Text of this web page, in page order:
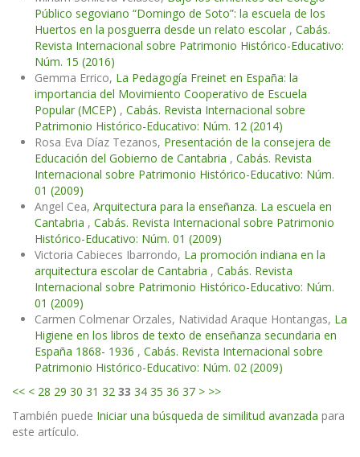
Público segoviano “Domingo de Soto”: la escuela de los
Huertos en la posguerra desde un relato escolar , Cabás.
Revista Internacional sobre Patrimonio Histórico-Educativo:
Núm. 15 (2016)
Gemma Errico, La Pedagogía Freinet en España: la
importancia del Movimiento Cooperativo de Escuela
Popular (MCEP) , Cabás. Revista Internacional sobre
Patrimonio Histórico-Educativo: Núm. 12 (2014)
Rosa Eva Díaz Tezanos, Presentación de la consejera de
Educación del Gobierno de Cantabria , Cabás. Revista
Internacional sobre Patrimonio Histórico-Educativo: Núm.
01 (2009)
Angel Cea, Arquitectura para la enseñanza. La escuela en
Cantabria , Cabás. Revista Internacional sobre Patrimonio
Histórico-Educativo: Núm. 01 (2009)
Victoria Cabieces Ibarrondo, La promoción indiana en la
arquitectura escolar de Cantabria , Cabás. Revista
Internacional sobre Patrimonio Histórico-Educativo: Núm.
01 (2009)
Carmen Colmenar Orzales, Natividad Araque Hontangas, La
Higiene en los libros de texto de enseñanza secundaria en
España 1868- 1936 , Cabás. Revista Internacional sobre
Patrimonio Histórico-Educativo: Núm. 02 (2009)
<< < 28 29 30 31 32 33 34 35 36 37 > >>
También puede Iniciar una búsqueda de similitud avanzada para
este artículo.